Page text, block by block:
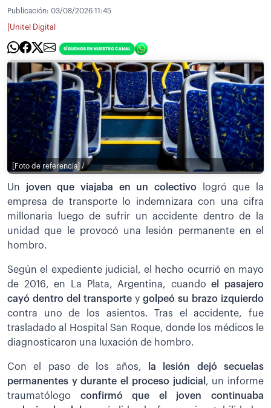
Publicación: 03/08/2026 11:45
Unitel Digital
[Foto de referencia] /
Un joven que viajaba en un colectivo
logró que la
empresa de transporte lo indemnizara con una cifra
millonaria luego de sufrir un accidente dentro de la
unidad que le provocó una lesión permanente en el
hombro.
Según el expediente judicial, el hecho ocurrió en mayo
de 2016, en La Plata, Argentina, cuandoel pasajero
cayó dentro del transporte y golpeó su brazo izquierdo
contra uno de los asientos. Tras el accidente, fue
trasladado al Hospital San Roque, donde los médicos le
diagnosticaron una luxación de hombro.
Con el paso de los años,
la lesión dejó secuelas
permanentes y durante el proceso judicial , un informe
traumatólogo confirmó que el joven continuaba